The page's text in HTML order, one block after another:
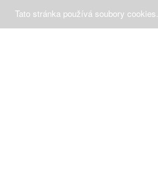
Tato stránka používá soubory cookies.